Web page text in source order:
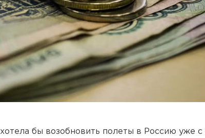
хотела бы возобновить полеты в Россию уже с 1